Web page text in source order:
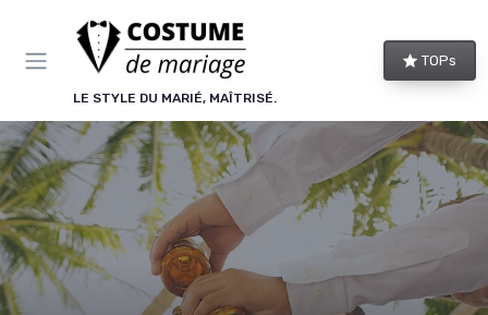
LE STYLE DU MARIÉ, MAÎTRISÉ.
TOPs